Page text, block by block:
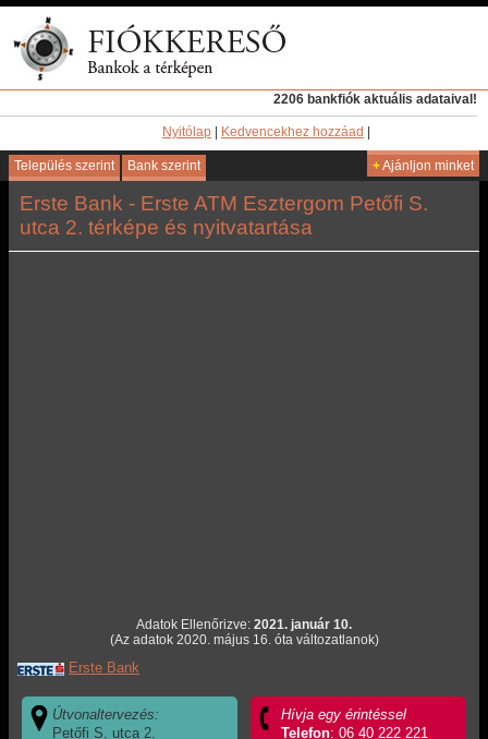
2206 bankfiók aktuális adataival!
Nyitólap Kedvencekhez hozzáad
Település szerint Bank szerint +Ajánljon minket
Erste Bank - Erste ATM Esztergom Petőfi S.
utca 2. térképe és nyitvatartása
Adatok Ellenőrizve: 2021. január 10.
(Az adatok 2020. május 16. óta változatlanok)
Erste Bank
Útvonaltervezés:
Petőfi S. utca 2.
Hívja egy érintéssel
Telefon: 06 40 222 221